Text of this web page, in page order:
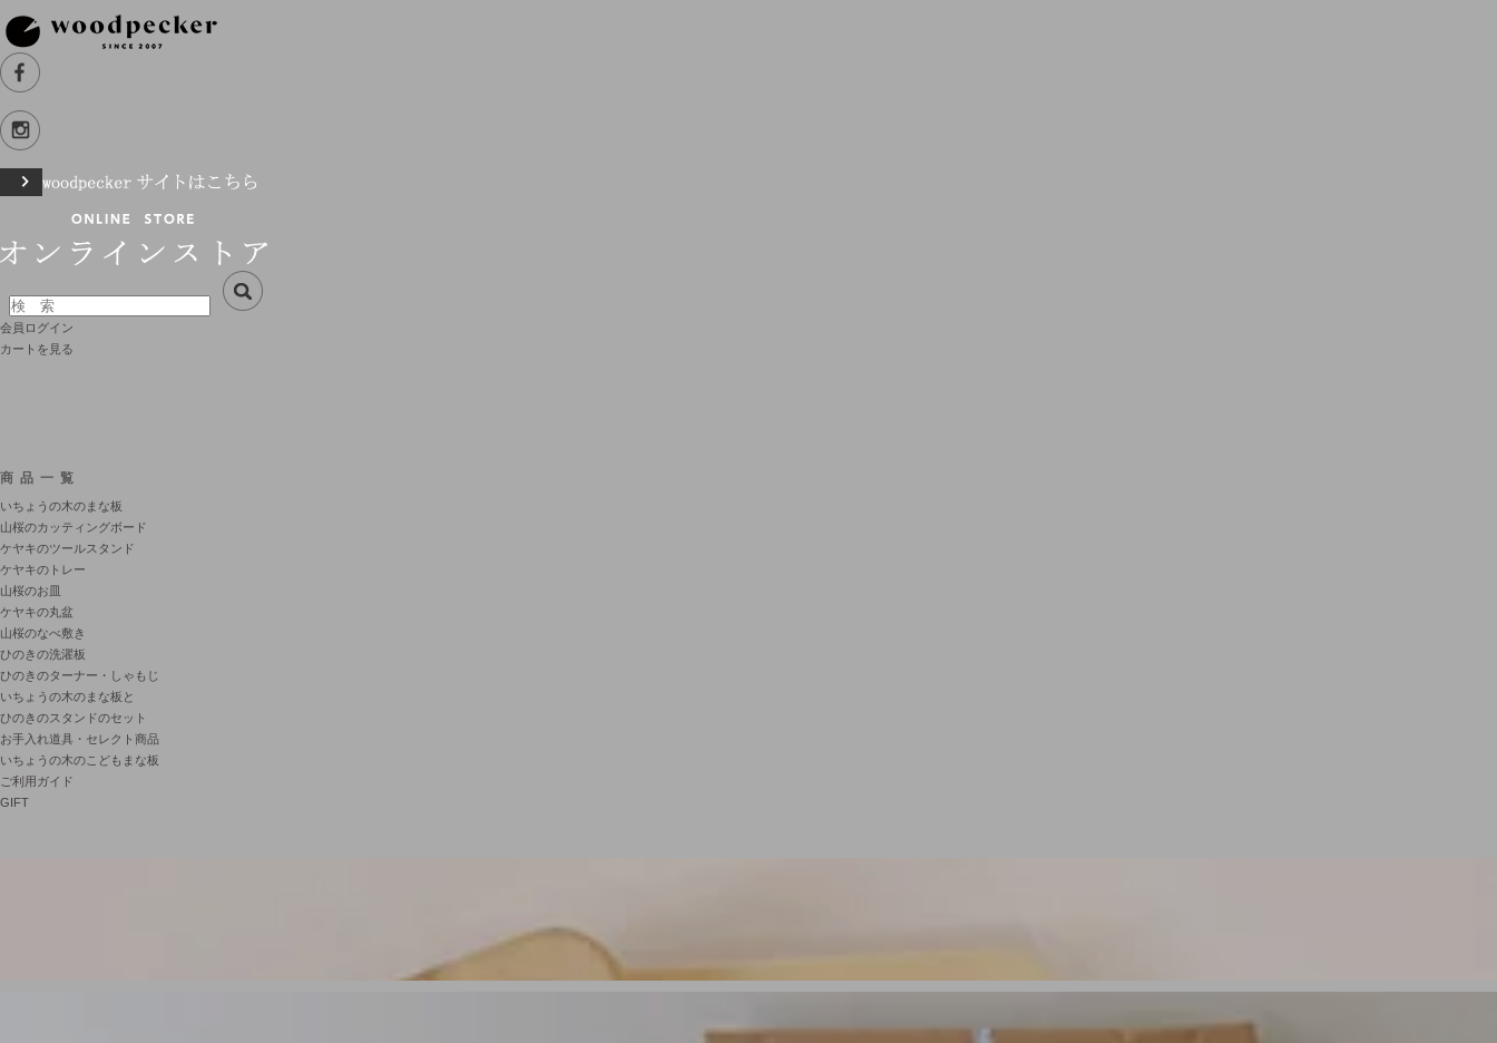
会員ログイン
カートを見る
商品一覧
いちょうの木のまな板
山桜のカッティングボード
ケヤキのツールスタンド
ケヤキのトレー
山桜のお皿
ケヤキの丸盆
山桜のなべ敷き
ひのきの洗濯板
ひのきのターナー・しゃもじ
いちょうの木のまな板と
ひのきのスタンドのセット
お手入れ道具・セレクト商品
いちょうの木のこどもまな板
ご利用ガイド
GIFT